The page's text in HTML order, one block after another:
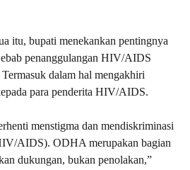
itu, bupati menekankan pentingnya
penanggulangan HIV/AIDS
dalam hal mengakhiri
para penderita HIV/AIDS.
menstigma dan mendiskriminasi
AIDS). ODHA merupakan bagian
dukungan, bukan penolakan,”